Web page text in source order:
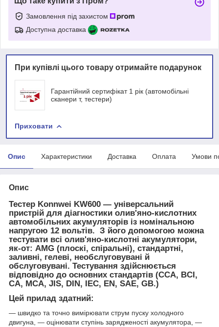
Замовлення під захистом
Доступна доставка
При купівлі цього товару отримайте подарунок
Гарантійний сертифікат 1 рік (автомобільні
сканери т, тестери)
Приховати
Опис Характеристики Доставка Оплата Умови
Опис
Тестер Konnwei KW600 — універсальний
пристрій для діагностики олив'яно-кислотних
автомобільних акумуляторів із номінальною
напругою 12 вольтів. З його допомогою можна
тестувати всі олив'яно-кислотні акумулятори,
як-от: AMG (плоскі, спіральні), стандартні,
заливні, гелеві, необслуговувані й
обслуговувані. Тестування здійснюється
відповідно до основних стандартів (CCA, BCI,
CA, MCA, JIS, DIN, IEC, EN, SAE, GB.)
Цей прилад здатний:
— швидко та точно вимірювати струм пуску холодного
двигуна, — оцінювати ступінь зарядженості акумулятора, —